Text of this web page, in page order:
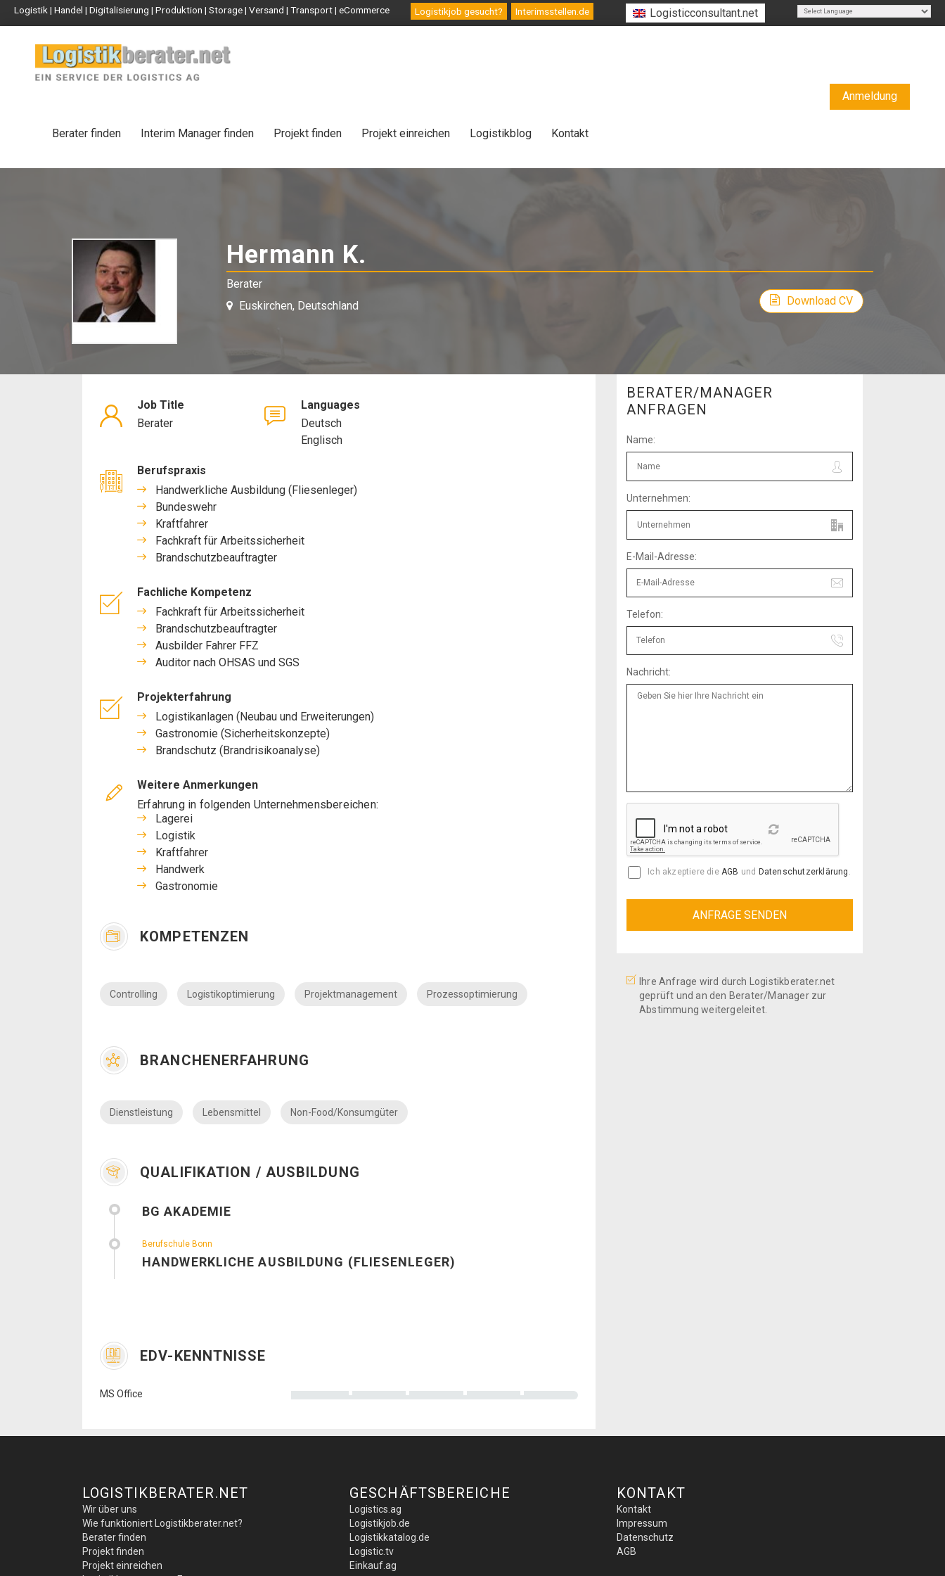
Logistik | Handel | Digitalisierung | Produktion | Storage | Versand | Transport | eCommerce Logistikjob gesucht? Interimsstellen.de
Logisticconsultant.net
Powered by
Translate
Berater finden Interim Manager finden Projekt finden Projekt einreichen Logistikblog Kontakt
Anmeldung
Hermann K.
Berater
Berater
Euskirchen, Deutschland
Download CV
Job Title
Berater
Languages
Deutsch
Englisch
Berufspraxis
Handwerkliche Ausbildung (Fliesenleger)
Bundeswehr
Kraftfahrer
Fachkraft für Arbeitssicherheit
Brandschutzbeauftragter
Fachliche Kompetenz
Fachkraft für Arbeitssicherheit
Brandschutzbeauftragter
Ausbilder Fahrer FFZ
Auditor nach OHSAS und SGS
Projekterfahrung
Logistikanlagen (Neubau und Erweiterungen)
Gastronomie (Sicherheitskonzepte)
Brandschutz (Brandrisikoanalyse)
Weitere Anmerkungen
Erfahrung in folgenden Unternehmensbereichen:
Lagerei
Logistik
Kraftfahrer
Handwerk
Gastronomie
KOMPETENZEN
Controlling Logistikoptimierung Projektmanagement Prozessoptimierung
BRANCHENERFAHRUNG
Dienstleistung Lebensmittel Non-Food/Konsumgüter
QUALIFIKATION / AUSBILDUNG
BG AKADEMIE
Berufschule Bonn
HANDWERKLICHE AUSBILDUNG (FLIESENLEGER)
EDV-KENNTNISSE
MS Office
BERATER/MANAGER
ANFRAGEN
Name:
Unternehmen:
E-Mail-Adresse:
Telefon:
Nachricht:
Reload
Ich akzeptiere die AGB und Datenschutzerklärung
Ihre Anfrage wird durch Logistikberater.net
geprüft und an den Berater/Manager zur
Abstimmung weitergeleitet.
LOGISTIKBERATER.NET
Wir über uns
Wie funktioniert Logistikberater.net?
Berater finden
Projekt finden
Projekt einreichen
GESCHÄFTSBEREICHE
Logistics.ag
Logistikjob.de
Logistikkatalog.de
Logistic.tv
Einkauf.ag
KONTAKT
Kontakt
Impressum
Datenschutz
AGB